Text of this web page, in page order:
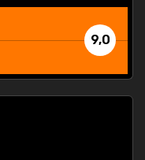
9,0